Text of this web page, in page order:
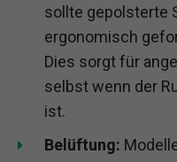
sollte gepolsterte
ergonomisch
Dies sorgt für
selbst wenn der
ist.
Belüftung: